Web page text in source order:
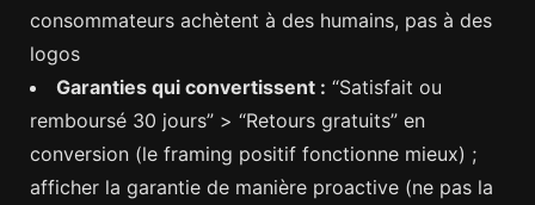
consommateurs achètent à des humains, pas à des
logos
Garanties qui convertissent : “Satisfait ou
remboursé 30 jours” > “Retours gratuits” en
conversion (le framing positif fonctionne mieux) ;
afficher la garantie de manière proactive (ne pas la